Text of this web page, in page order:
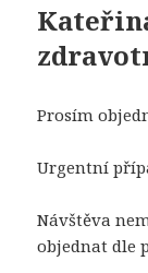
Prosím
Urgentní
Návštěva
objednat dle